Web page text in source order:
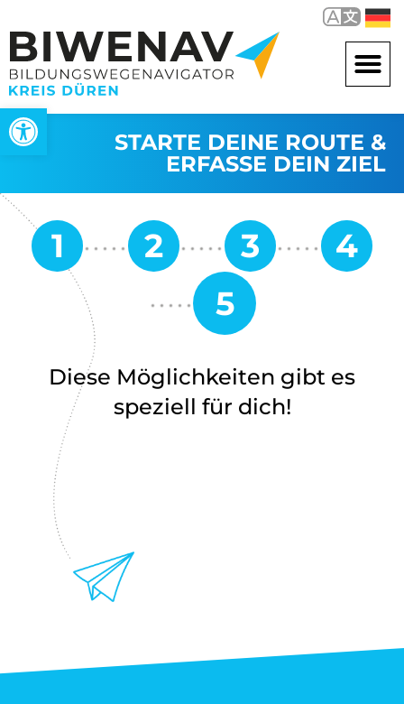
Werkzeugleiste öffnen
STARTE DEINE ROUTE &
ERFASSE DEIN ZIEL
Diese Möglichkeiten gibt es
speziell für dich!